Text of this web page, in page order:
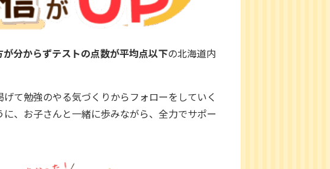
分からずテストの点数が平均点以下の北海道内
げて勉強のやる気づくりからフォローをしていく
、お子さんと一緒に歩みながら、全力でサポー